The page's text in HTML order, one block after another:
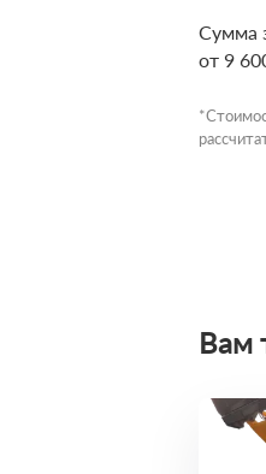
Сумма
от 9
Вам